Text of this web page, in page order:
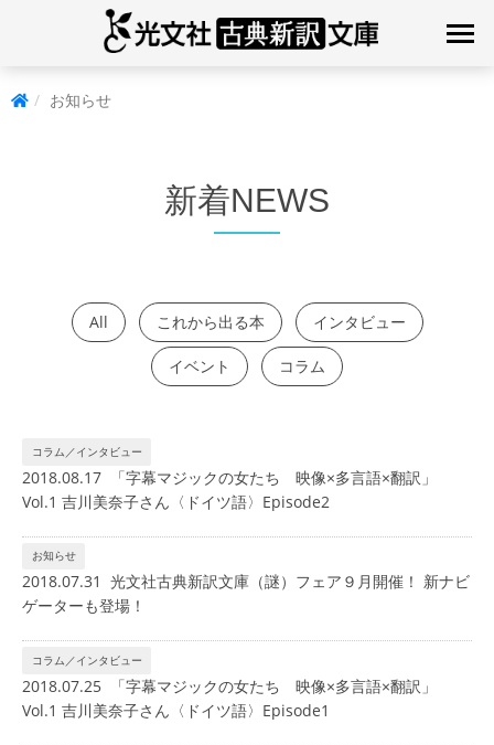
お知らせ
新着NEWS
All これから出る本 インタビュー
イベント コラム
コラム／インタビュー
2018.08.17 「字幕マジックの女たち 映像×多言語×翻訳」
Vol.1 吉川美奈子さん〈ドイツ語〉Episode2
お知らせ
2018.07.31 光文社古典新訳文庫（謎）フェア９月開催！ 新ナビ
ゲーターも登場！
コラム／インタビュー
2018.07.25 「字幕マジックの女たち 映像×多言語×翻訳」
Vol.1 吉川美奈子さん〈ドイツ語〉Episode1